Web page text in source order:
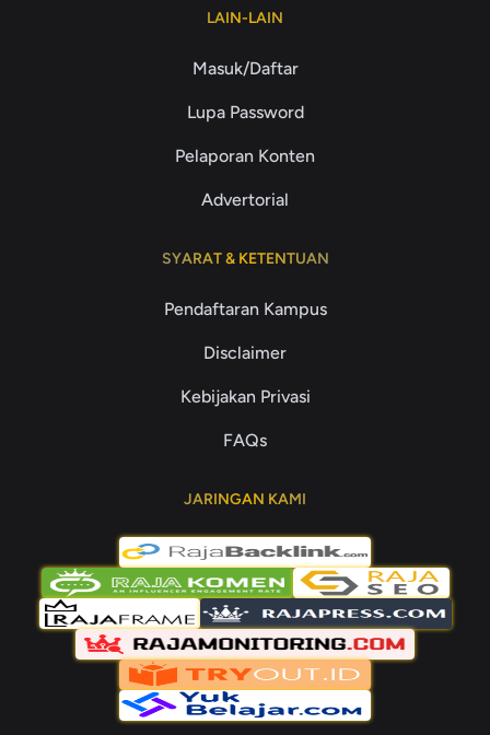
LAIN-LAIN
Masuk/Daftar
Lupa Password
Pelaporan Konten
Advertorial
SYARAT & KETENTUAN
Pendaftaran Kampus
Disclaimer
Kebijakan Privasi
FAQs
JARINGAN KAMI